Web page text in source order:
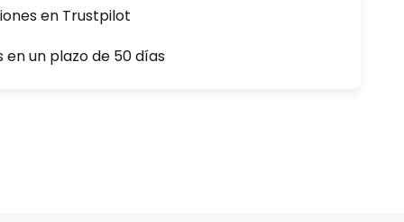
en Trustpilot
un plazo de 50 días